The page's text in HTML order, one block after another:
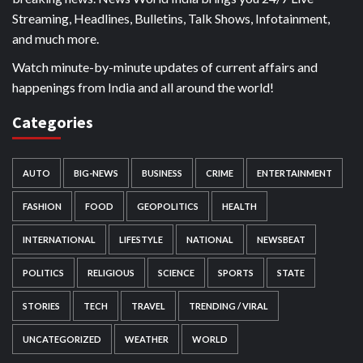
Streaming, Headlines, Bulletins, Talk Shows, Infotainment,
and much more.
Watch minute-by-minute updates of current affairs and
happenings from India and all around the world!
Categories
AUTO BIG-NEWS BUSINESS CRIME ENTERTAINMENT
FASHION FOOD GEOPOLITICS HEALTH
INTERNATIONAL LIFESTYLE NATIONAL NEWSBEAT
POLITICS RELIGIOUS SCIENCE SPORTS STATE
STORIES TECH TRAVEL TRENDING / VIRAL
UNCATEGORIZED WEATHER WORLD